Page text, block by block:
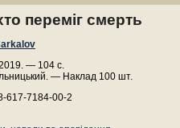
переміг смерть
— 104 с.
— Наклад 100 шт.
617-7184-00-2